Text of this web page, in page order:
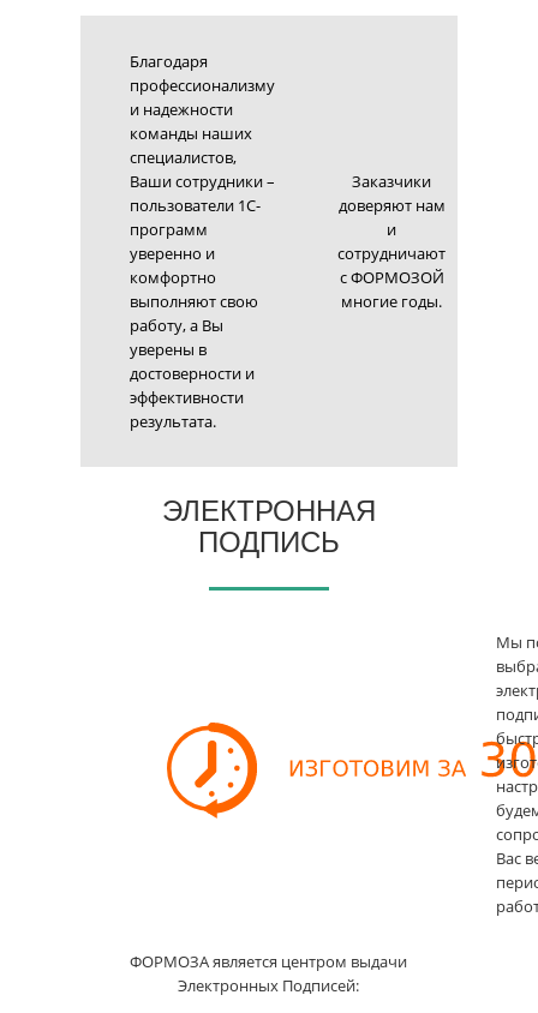
Благодаря
профессионализму
и надежности
команды наших
специалистов,
Ваши сотрудники –
пользователи 1С-
программ
уверенно и
комфортно
выполняют свою
работу, а Вы
уверены в
достоверности и
эффективности
результата.
Заказчики
доверяют нам
и
сотрудничают
с ФОРМОЗОЙ
многие годы.
ЭЛЕКТРОННАЯ
ПОДПИСЬ
Мы
Вас
ФОРМОЗА является центром выдачи
Электронных Подписей: